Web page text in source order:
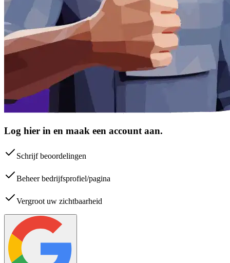
Log hier in en maak een account aan.
Schrijf beoordelingen
Beheer bedrijfsprofiel/pagina
Vergroot uw zichtbaarheid